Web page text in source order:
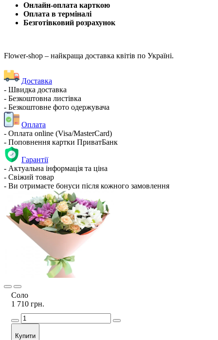
Онлайн-оплата карткою
Оплата в терміналі
Безготівковий розрахунок
Flower-shop – найкраща доставка квітів по Україні.
Доставка
- Швидка доставка
- Безкоштовна листівка
- Безкоштовне фото одержувача
Оплата
- Оплата online (Visa/MasterCard)
- Поповнення картки ПриватБанк
Гарантії
- Актуальна інформація та ціна
- Свіжий товар
- Ви отримаєте бонуси після кожного замовлення
Соло
1 710 грн.
Купити